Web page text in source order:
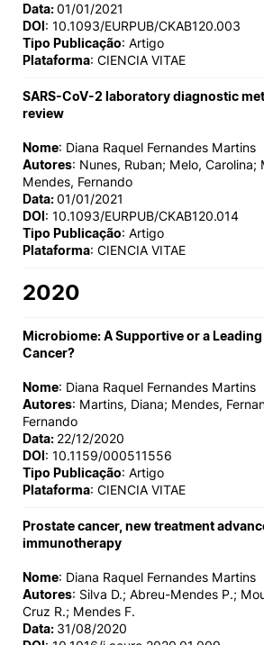
Data:01/01/2021
DOI: 10.1093/EURPUB/CKAB120.003
Tipo Publicação: Artigo
Plataforma: CIENCIA VITAE
SARS-CoV-2 laboratory diagnostic
review
Nome: Diana Raquel Fernandes Martins
Autores: Nunes, Ruban; Melo, Carolina;
Mendes, Fernando
Data:01/01/2021
DOI: 10.1093/EURPUB/CKAB120.014
Tipo Publicação: Artigo
Plataforma: CIENCIA VITAE
2020
Microbiome: A Supportive or a
Cancer?
Nome: Diana Raquel Fernandes Martins
Autores: Martins, Diana; Mendes,
Fernando
Data: 22/12/2020
DOI: 10.1159/000511556
Tipo Publicação: Artigo
Plataforma: CIENCIA VITAE
Prostate cancer, new treatment
immunotherapy
Nome: Diana Raquel Fernandes Martins
Autores: Silva D.; Abreu-Mendes P.;
Cruz R.; Mendes F.
Data: 31/08/2020